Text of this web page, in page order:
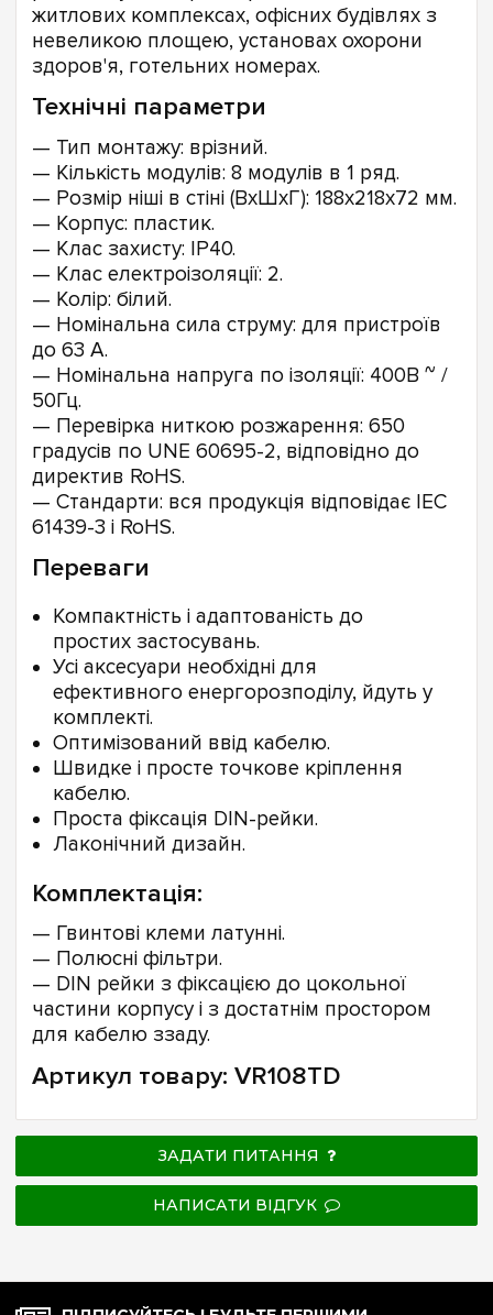
житлових комплексах, офісних будівлях з
невеликою площею, установах охорони
здоров'я, готельних номерах.
Технічні параметри
— Тип монтажу: врізний.
— Кількість модулів: 8 модулів в 1 ряд.
— Розмір ніші в стіні (ВxШxГ): 188x218x72 мм.
— Корпус: пластик.
— Клас захисту: IP40.
— Клас електроізоляції: 2.
— Колір: білий.
— Номінальна сила струму: для пристроїв
до 63 А.
— Номінальна напруга по ізоляції: 400В ~ /
50Гц.
— Перевірка ниткою розжарення: 650
градусів по UNE 60695-2, відповідно до
директив RoHS.
— Стандарти: вся продукція відповідає IEC
61439-3 і RoHS.
Переваги
Компактність і адаптованість до
простих застосувань.
Усі аксесуари необхідні для
ефективного енергорозподілу, йдуть у
комплекті.
Оптимізований ввід кабелю.
Швидке і просте точкове кріплення
кабелю.
Проста фіксація DIN-рейки.
Лаконічний дизайн.
Комплектація:
— Гвинтові клеми латунні.
— Полюсні фільтри.
— DIN рейки з фіксацією до цокольної
частини корпусу і з достатнім простором
для кабелю ззаду.
Артикул товару: VR108TD
ЗАДАТИ ПИТАННЯ
НАПИСАТИ ВІДГУК